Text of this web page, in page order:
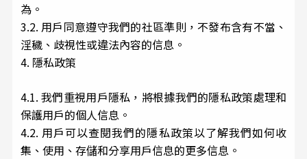
為。
3.2. 用戶同意遵守我們的社區準則，不發布含有不當、
淫穢、歧視性或違法內容的信息。
4. 隱私政策
4.1. 我們重視用戶隱私，將根據我們的隱私政策處理和
保護用戶的個人信息。
4.2. 用戶可以查閱我們的隱私政策以了解我們如何收
集、使用、存儲和分享用戶信息的更多信息。